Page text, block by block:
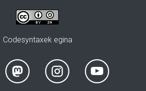
Codesyntaxek egina